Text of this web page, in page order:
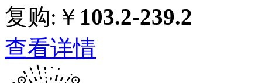
复购:￥ 103.2-239.2
查看详情